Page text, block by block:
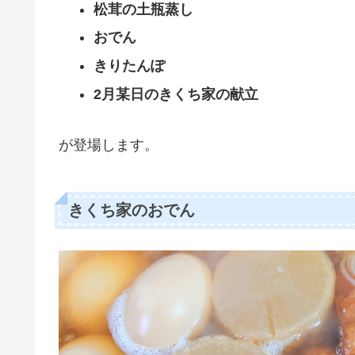
松茸の土瓶蒸し
おでん
きりたんぽ
2月某日のきくち家の献立
が登場します。
きくち家のおでん